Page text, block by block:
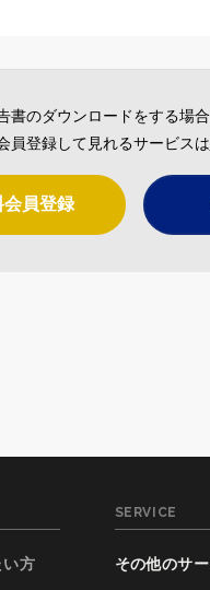
のダウンロードをする場
員登録して見れるサービスは
会員登録
方
SERVICE
その他のサ